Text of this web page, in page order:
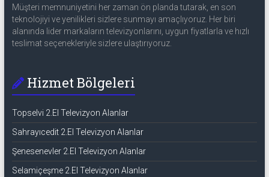
Müşteri memnuniyetini her zaman ön planda tutarak, en son
teknolojiyi ve yenilikleri sizlere sunmayı amaçlıyoruz. Her biri
alanında lider markaların televizyonlarını, uygun fiyatlarla ve hızlı
teslimat seçenekleriyle sizlere ulaştırıyoruz.
Hizmet Bölgeleri
Topselvi 2.El Televizyon Alanlar
Sahrayıcedit 2.El Televizyon Alanlar
Şenesenevler 2.El Televizyon Alanlar
Selamiçeşme 2.El Televizyon Alanlar